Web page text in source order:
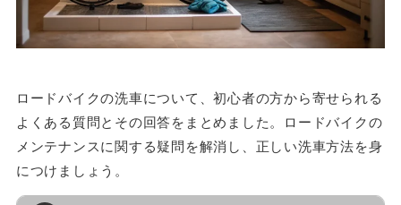
ロードバイクの洗車について、初心者の方から寄せられる
よくある質問とその回答をまとめました。ロードバイクの
メンテナンスに関する疑問を解消し、正しい洗車方法を身
につけましょう。